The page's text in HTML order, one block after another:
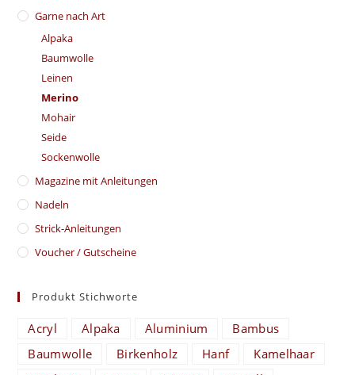
Garne nach Art
Alpaka
Baumwolle
Leinen
Merino
Mohair
Seide
Sockenwolle
Magazine mit Anleitungen
Nadeln
Strick-Anleitungen
Voucher / Gutscheine
Produkt Stichworte
Acryl Alpaka Aluminium
Bambus
Baumwolle
Birkenholz Hanf
Kamelhaar